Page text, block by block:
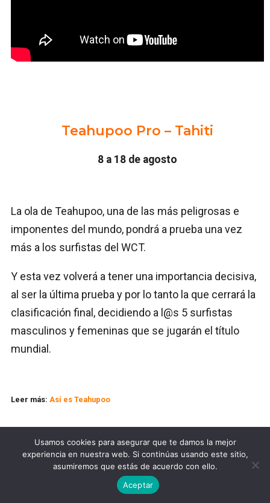
Teahupoo Pro – Tahiti
8 a 18 de agosto
La ola de Teahupoo, una de las más peligrosas e
imponentes del mundo, pondrá a prueba una vez
más a los surfistas del WCT.
Y esta vez volverá a tener una importancia decisiva,
al ser la última prueba y por lo tanto la que cerrará la
clasificación final, decidiendo a l@s 5 surfistas
masculinos y femeninas que se jugarán el título
mundial.
Leer más: Así es Teahupoo
Usamos cookies para asegurar que te damos la mejor
experiencia en nuestra web. Si continúas usando este sitio,
asumiremos que estás de acuerdo con ello.
Aceptar